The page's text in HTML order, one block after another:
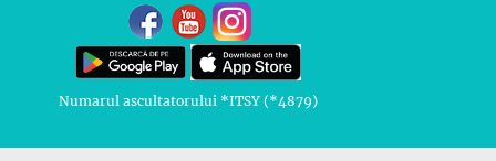
Numarul ascultatorului *ITSY (*4879)